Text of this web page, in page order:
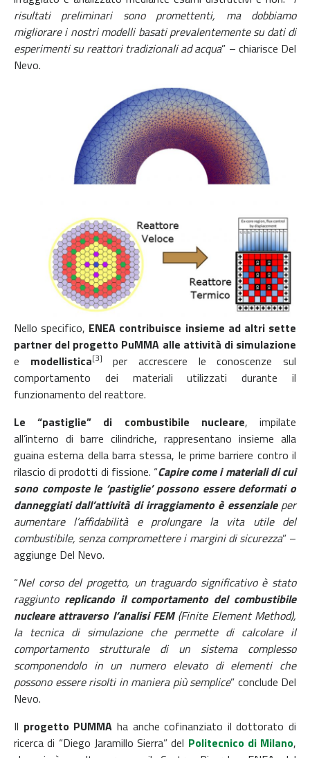
risultati preliminari sono promettenti, ma dobbiamo
migliorare i nostri modelli basati prevalentemente su dati di
esperimenti su reattori tradizionali ad acqua” – chiarisce Del
Nevo.
Nello specifico, ENEA contribuisce insieme ad altri sette
partner del progetto PuMMA alle attività di simulazione
e modellistica[3]
per accrescere le conoscenze sul
comportamento dei materiali utilizzati durante il
funzionamento del reattore.
Le “pastiglie” di combustibile nucleare, impilate
all’interno di barre cilindriche, rappresentano insieme alla
guaina esterna della barra stessa, le prime barriere contro il
rilascio di prodotti di fissione. “Capire come i materiali di cui
sono composte le ‘pastiglie’ possono essere deformati o
danneggiati dall’attività di irraggiamento è essenzialeper
aumentare l’affidabilità e prolungare la vita utile del
combustibile, senza compromettere i margini di sicurezza” –
aggiunge Del Nevo.
“Nel corso del progetto, un traguardo significativo è stato
raggiuntoreplicando il comportamento del combustibile
nucleare attraverso l’analisi FEM(Finite Element Method),
la tecnica di simulazione che permette di calcolare il
comportamento strutturale di un sistema complesso
scomponendolo in un numero elevato di elementi che
possono essere risolti in maniera più semplice” conclude Del
Nevo.
Il progetto PUMMA ha anche cofinanziato il dottorato di
ricerca di “Diego Jaramillo Sierra” del Politecnico di Milano,